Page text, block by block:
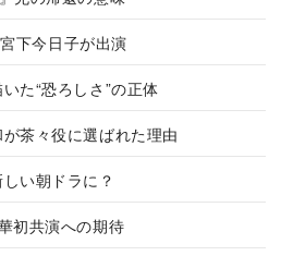
下今日子が出演
た“恐ろしさ”の正体
が茶々役に選ばれた理由
い朝ドラに？
初共演への期待